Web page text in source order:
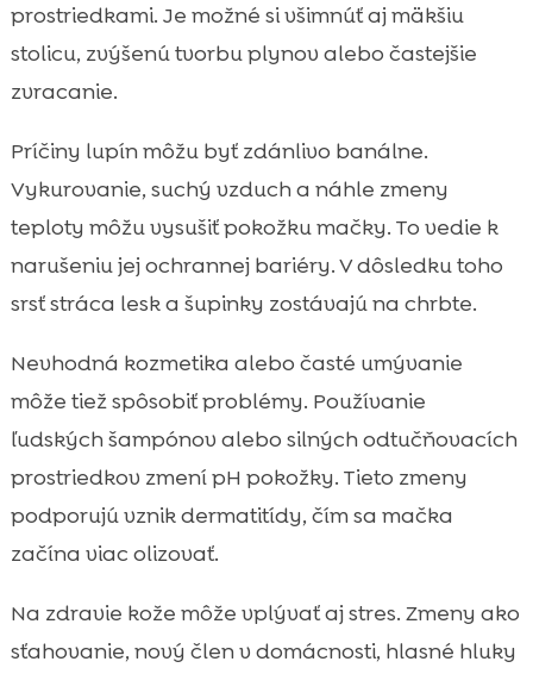
prostriedkami. Je možné si všimnúť aj mäkšiu
stolicu, zvýšenú tvorbu plynov alebo častejšie
zvracanie.
Príčiny lupín môžu byť zdánlivo banálne.
Vykurovanie, suchý vzduch a náhle zmeny
teploty môžu vysušiť pokožku mačky. To vedie k
narušeniu jej ochrannej bariéry. V dôsledku toho
srsť stráca lesk a šupinky zostávajú na chrbte.
Nevhodná kozmetika alebo časté umývanie
môže tiež spôsobiť problémy. Používanie
ľudských šampónov alebo silných odtučňovacích
prostriedkov zmení pH pokožky. Tieto zmeny
podporujú vznik dermatitídy, čím sa mačka
začína viac olizovať.
Na zdravie kože môže vplývať aj stres. Zmeny ako
sťahovanie, nový člen v domácnosti, hlasné hluky